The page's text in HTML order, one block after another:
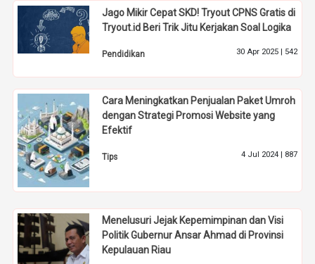
Jago Mikir Cepat SKD! Tryout CPNS Gratis di
Tryout.id Beri Trik Jitu Kerjakan Soal Logika
Pendidikan 30 Apr 2025 | 542
Cara Meningkatkan Penjualan Paket Umroh
dengan Strategi Promosi Website yang
Efektif
Tips 4 Jul 2024 | 887
Menelusuri Jejak Kepemimpinan dan Visi
Politik Gubernur Ansar Ahmad di Provinsi
Kepulauan Riau